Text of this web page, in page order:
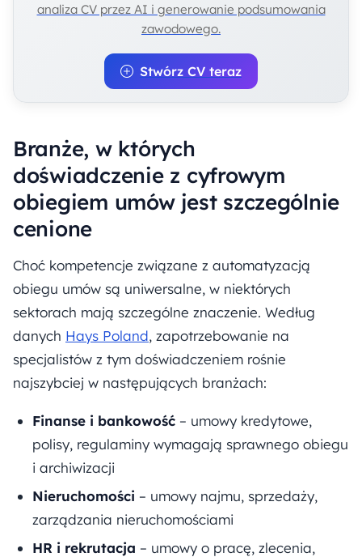
analiza CV przez AI i generowanie podsumowania
zawodowego.
Stwórz CV teraz
Branże, w których
doświadczenie z cyfrowym
obiegiem umów jest szczególnie
cenione
Choć kompetencje związane z automatyzacją
obiegu umów są uniwersalne, w niektórych
sektorach mają szczególne znaczenie. Według
danych Hays Poland, zapotrzebowanie na
specjalistów z tym doświadczeniem rośnie
najszybciej w następujących branżach:
Finanse i bankowość – umowy kredytowe,
polisy, regulaminy wymagają sprawnego obiegu
i archiwizacji
Nieruchomości – umowy najmu, sprzedaży,
zarządzania nieruchomościami
HR i rekrutacja – umowy o pracę, zlecenia,